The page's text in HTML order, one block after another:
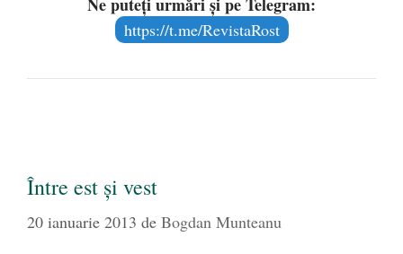
https://t.me/RevistaRost
Între est şi vest
20 ianuarie 2013 de Bogdan Munteanu